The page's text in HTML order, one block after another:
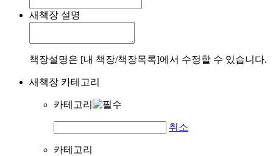
새책장 설명
책장설명은 [내 책장/책장목록]에서 수정할 수 있습니다.
새책장 카테고리
카테고리
취소
카테고리